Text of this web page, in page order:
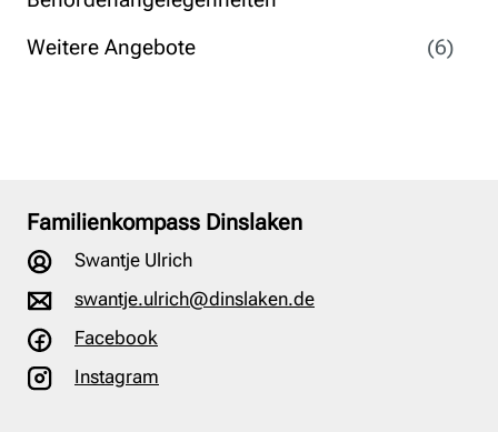
Weitere Angebote (6)
Familienkompass Dinslaken
Swantje Ulrich
swantje.ulrich@dinslaken.de
Facebook
Instagram